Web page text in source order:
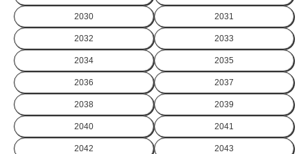
2030 2031
2032 2033
2034 2035
2036 2037
2038 2039
2040 2041
2042 2043